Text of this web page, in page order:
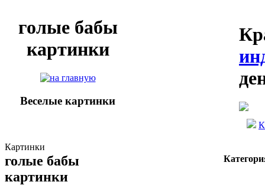
голые бабы
картинки
Веселые картинки
Картинки
голые бабы
картинки